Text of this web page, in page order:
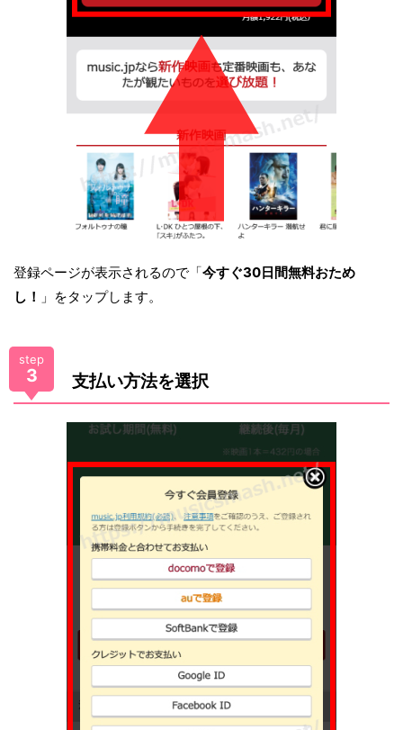
登録ページが表示されるので「今すぐ30日間無料おため
し！ 」をタップします。
step
3 支払い方法を選択